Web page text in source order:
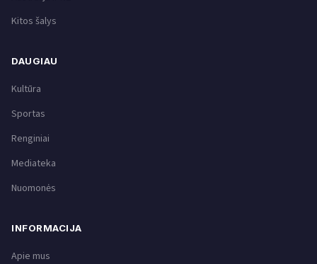
Kitos šalys
DAUGIAU
Kultūra
Sportas
Renginiai
Mediateka
Nuomonės
INFORMACIJA
Apie mus